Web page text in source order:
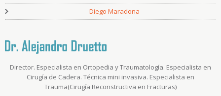
Diego Maradona
Director. Especialista en Ortopedia y Traumatología. Especialista en
Cirugía de Cadera. Técnica mini invasiva. Especialista en
Trauma(Cirugía Reconstructiva en Fracturas)